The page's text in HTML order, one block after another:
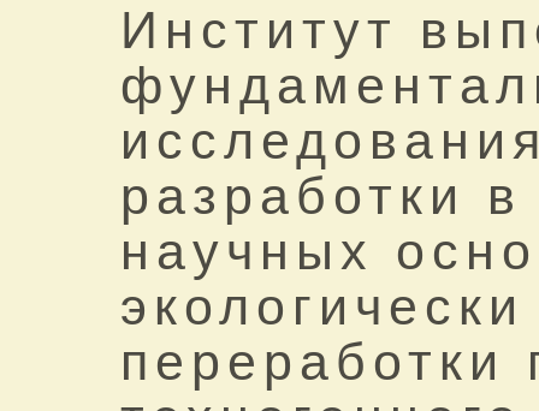
Институт
разработки
научных
переработки